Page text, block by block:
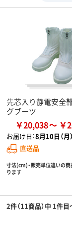
先芯入り静電安全
グブーツ
￥20,038 ￥
お届け日：8月10日（月）
直送品
寸法(cm)・販売単位違いの商
ります
2件（11商品）中 1件